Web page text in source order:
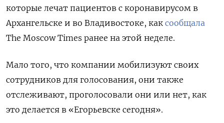
которые лечат пациентов с коронавирусом в
Архангельске и во Владивостоке, как сообщала
The Moscow Times ранее на этой неделе.
Мало того, что компании мобилизуют своих
сотрудников для голосования, они также
отслеживают, проголосовали они или нет, как
это делается в «Егорьевске сегодня».